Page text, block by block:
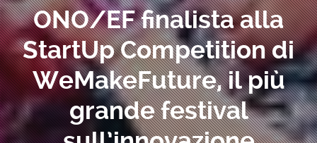
ONO/EF finalista alla
StartUp Competition di
WeMakeFuture, il più
grande festival